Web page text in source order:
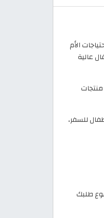
الأم
عالية
للسفر،
وتطبيقه قبل الدفع وسيتم إضافة خصم بقيمة 15% على مجموع طلبك